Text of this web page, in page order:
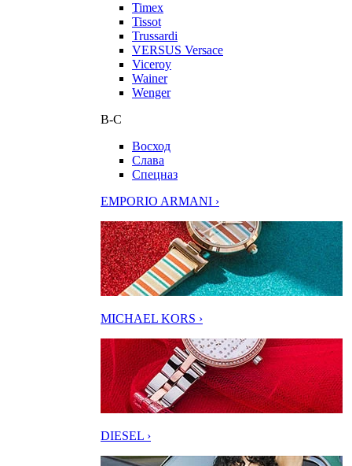
Timex
Tissot
Trussardi
VERSUS Versace
Viceroy
Wainer
Wenger
В-С
Восход
Слава
Спецназ
EMPORIO ARMANI ›
MICHAEL KORS ›
DIESEL ›